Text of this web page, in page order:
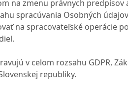
na zmenu právnych predpisov
spracúvania Osobných
na spracovateľské operácie
v celom rozsahu GDPR,
republiky.